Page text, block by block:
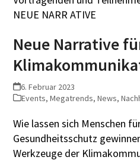
Neue Narrative
6. Februar 2023
Events,Megatrends,News,
Wie lassen sich Menschen
Gesundheitsschutz
Werkzeuge der